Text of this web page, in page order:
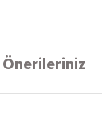
Önerileriniz